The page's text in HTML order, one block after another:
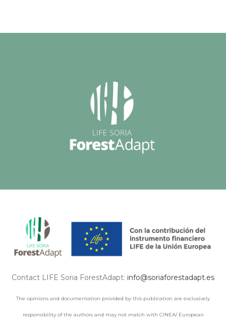
Contact LIFE Soria ForestAdapt: info@soriaforestadapt.es
The opinions and documentation provided by this publication are exclusively
responsibility of the authors and may not match with CINEA/ European